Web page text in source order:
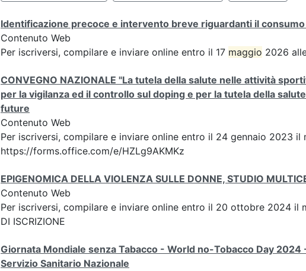
Identificazione precoce e intervento breve riguardanti il
Contenuto Web
Per iscriversi, compilare e inviare online entro il 17 maggio 2026
CONVEGNO NAZIONALE "La tutela della salute nelle attività
per la vigilanza ed il controllo sul doping e per la tutela della
future
Contenuto Web
Per iscriversi, compilare e inviare online entro il 24 gennaio 2023
https://forms.office.com/e/HZLg9AKMKz
EPIGENOMICA DELLA VIOLENZA SULLE DONNE, STUDIO
Contenuto Web
Per iscriversi, compilare e inviare online entro il 20 ottobre 2024 il
DI ISCRIZIONE
Giornata Mondiale senza Tabacco - World no-Tobacco Day 2024
Servizio Sanitario Nazionale